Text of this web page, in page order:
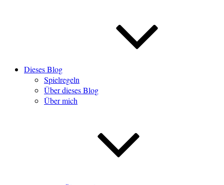
Dieses Blog
Spielregeln
Über dieses Blog
Über mich